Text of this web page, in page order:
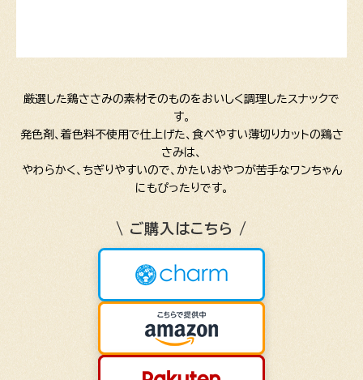
厳選した鶏ささみの素材そのものをおいしく調理したスナックで
す。
発色剤、着色料不使用で仕上げた、食べやすい薄切りカットの鶏さ
さみは、
やわらかく、ちぎりやすいので、かたいおやつが苦手なワンちゃん
にもぴったりです。
\ ご購入はこちら /